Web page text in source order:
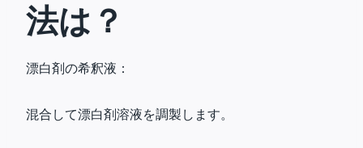
法は？
漂白剤の希釈液：
混合して漂白剤溶液を調製します。